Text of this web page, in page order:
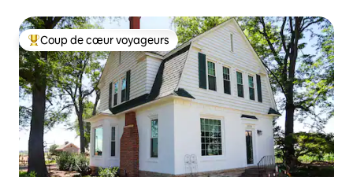
Coup de cœur voyageurs parmi les plus aimés
Coup de cœur voyageurs